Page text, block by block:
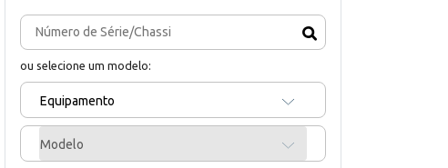
ou selecione um modelo:
Equipamento
Modelo